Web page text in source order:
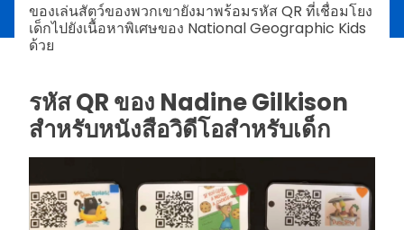
ของเล่นสัตว์ของพวกเขายังมาพร้อมรหัส QR ที่เชื่อมโยง
เด็กไปยังเนื้อหาพิเศษของ National Geographic Kids
ด้วย
รหัส QR ของ Nadine Gilkison
สำหรับหนังสือวิดีโอสำหรับเด็ก